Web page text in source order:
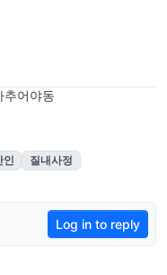
추어야동
인
질내사정
Log in to reply